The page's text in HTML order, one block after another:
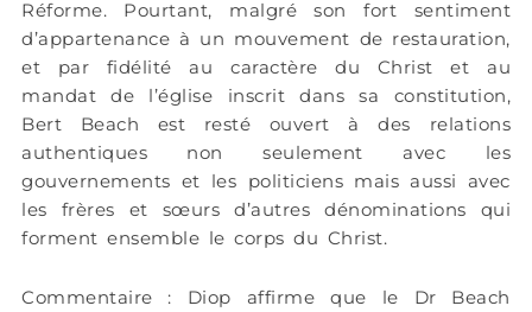
Réforme. Pourtant, malgré son fort sentiment
d’appartenance à un mouvement de restauration,
et par fidélité au caractère du Christ et au
mandat de l’église inscrit dans sa constitution,
Bert Beach est resté ouvert à des relations
authentiques non seulement avec les
gouvernements et les politiciens mais aussi avec
les frères et sœurs d’autres dénominations qui
forment ensemble le corps du Christ.
Commentaire : Diop affirme que le Dr Beach